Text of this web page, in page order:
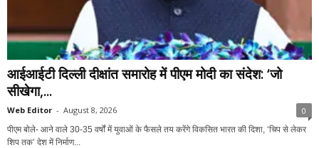
आईआईटी दिल्ली दीक्षांत समारोह में पीएम मोदी का संदेश: ‘जो
सीखेगा,...
Web Editor - August 8, 2026 0
पीएम बोले- आने वाले 30-35 वर्षों में युवाओं के फैसले तय करेंगे विकसित भारत की दिशा, ‘चिप से लेकर
शिप तक’ देश में निर्माण...